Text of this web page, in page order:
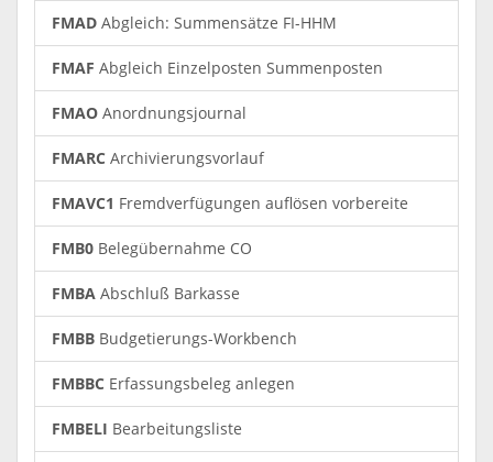
FMAD Abgleich: Summensätze FI-HHM
FMAF Abgleich Einzelposten Summenposten
FMAO Anordnungsjournal
FMARC Archivierungsvorlauf
FMAVC1 Fremdverfügungen auflösen vorbereite
FMB0 Belegübernahme CO
FMBA Abschluß Barkasse
FMBB Budgetierungs-Workbench
FMBBC Erfassungsbeleg anlegen
FMBELI Bearbeitungsliste